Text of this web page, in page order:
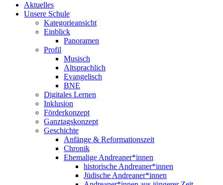
Aktuelles
Unsere Schule
Kategorieansicht
Einblick
Panoramen
Profil
Musisch
Altsprachlich
Evangelisch
BNE
Digitales Lernen
Inklusion
Förderkonzept
Ganztagskonzept
Geschichte
Anfänge & Reformationszeit
Chronik
Ehemalige Andreaner*innen
historische Andreaner*innen
Jüdische Andreaner*innen